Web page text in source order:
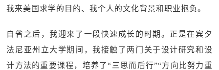
我来美国求学的目的、我个人的文化背景和职业抱负。
自省之后，我迎来了一段快速成长的时期。正是在宾夕
法尼亚州立大学期间，我接触了两门关于设计研究和设
计方法的重要课程，培养了“三思而后行”“方向比努力重